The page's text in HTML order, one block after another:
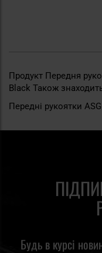
Продукт Передня
Black Також
Передні рукоятки ASG
Будь в курсі